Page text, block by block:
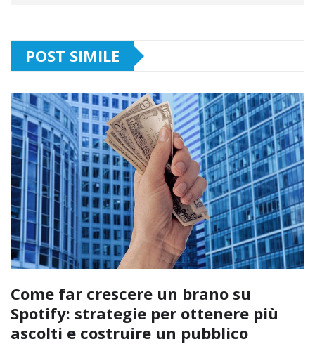
POST SIMILE
Come far crescere un brano su
Spotify: strategie per ottenere più
ascolti e costruire un pubblico